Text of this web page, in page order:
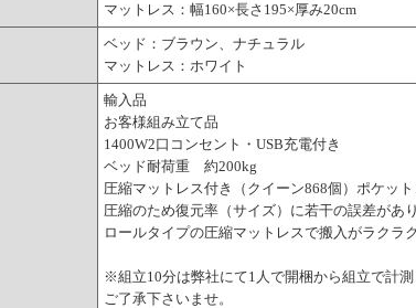
マットレス：幅160×長さ195×厚み20cm
ベッド：ブラウン、ナチュラル
マットレス：ホワイト
輸入品
お客様組み立て品
1400W2口コンセント・USB充電付き
ベッド耐荷重 約200kg
圧縮マットレス付き（クイーン868個）ポケッ
圧縮のため復元率（サイズ）に若干の誤差があ
ロールタイプの圧縮マットレスで搬入がラクラク
※組立10分は弊社にて1人で開梱から組立で計
ご了承下さいませ。